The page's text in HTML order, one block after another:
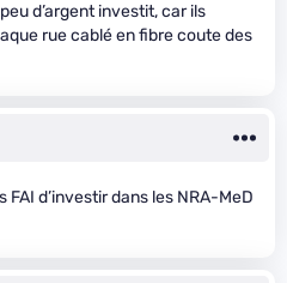
d’argent investit, car ils
rue cablé en fibre coute des
FAI d’investir dans les NRA-MeD